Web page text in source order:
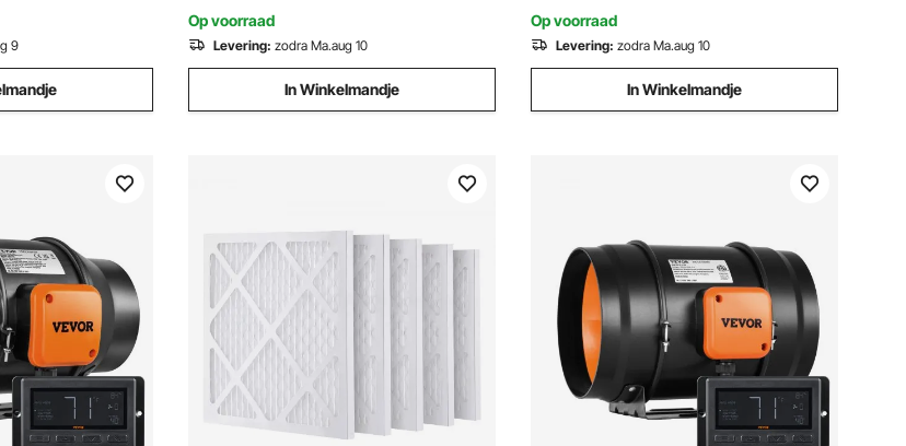
9
kweektenten, hydrocultuur
Op voorraad
Levering: zodra Ma.aug 10
In Winkelmandje
Op voorraad
Levering: zodra Ma.aug 10
In Winkelmandje